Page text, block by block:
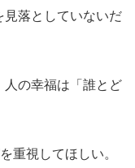
見落としていないだ
人の幸福は「誰とど
重視してほしい。